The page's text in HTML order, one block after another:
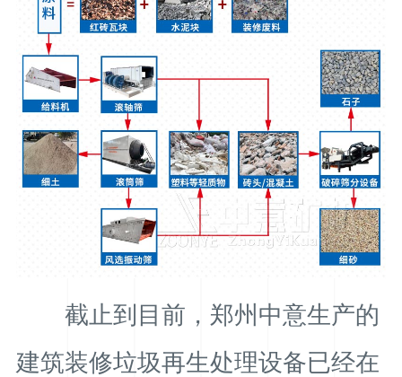
截止到目前，郑州中意生产的
建筑装修垃圾再生处理设备已经在